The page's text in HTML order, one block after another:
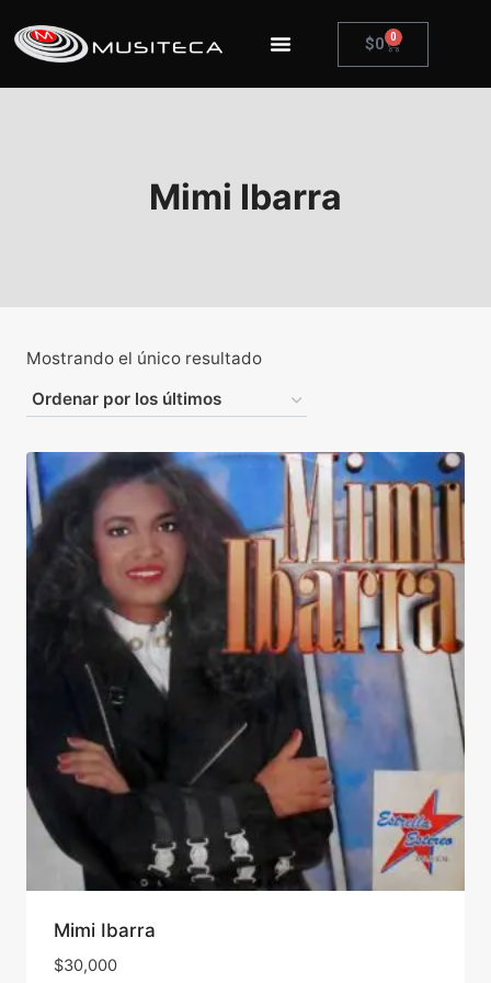
$0 0
Mimi Ibarra
Mostrando el único resultado
Mimi Ibarra
$30,000